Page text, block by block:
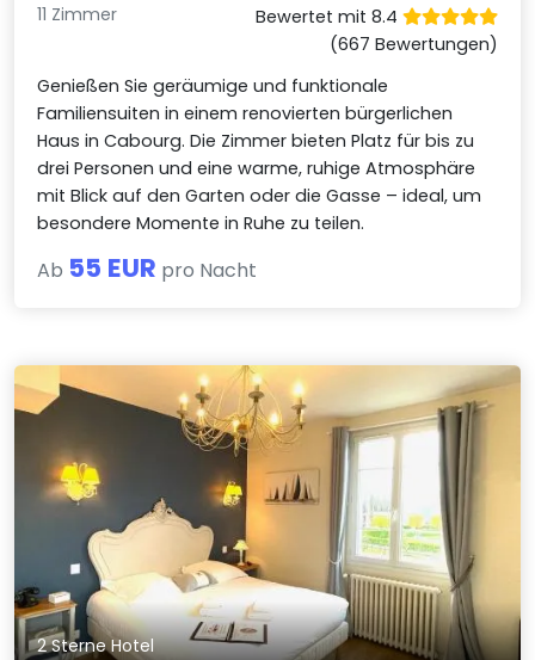
11 Zimmer
Bewertet mit 8.4
(667 Bewertungen)
Genießen Sie geräumige und funktionale
Familiensuiten in einem renovierten bürgerlichen
Haus in Cabourg. Die Zimmer bieten Platz für bis zu
drei Personen und eine warme, ruhige Atmosphäre
mit Blick auf den Garten oder die Gasse – ideal, um
besondere Momente in Ruhe zu teilen.
Ab 55 EUR pro Nacht
2 Sterne Hotel